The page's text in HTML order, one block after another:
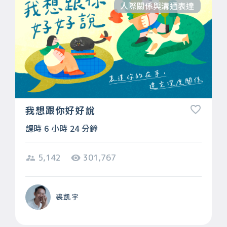
人際關係與溝通表達
我想跟你好好說
課時 6 小時 24 分鐘
5,142 301,767
裘凱宇